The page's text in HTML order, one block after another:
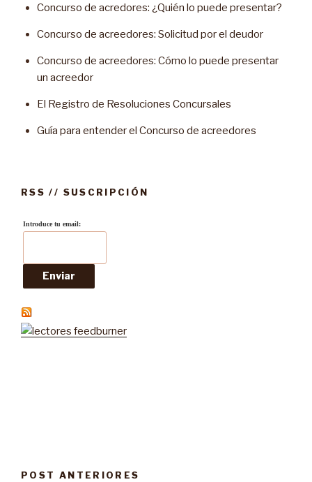
Concurso de acredores: ¿Quién lo puede presentar?
Concurso de acreedores: Solicitud por el deudor
Concurso de acreedores: Cómo lo puede presentar
un acreedor
El Registro de Resoluciones Concursales
Guía para entender el Concurso de acreedores
RSS // SUSCRIPCIÓN
Introduce tu email:
POST ANTERIORES